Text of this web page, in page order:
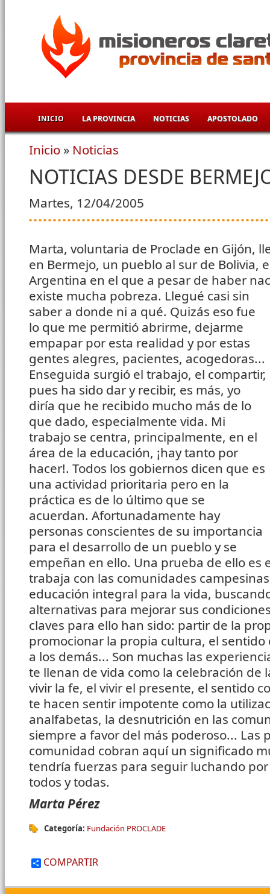
INICIO LA PROVINCIA NOTICIAS APOSTOLADO
Se encuentra usted aquí
Inicio » Noticias
NOTICIAS DESDE
Martes, 12/04/2005
Marta, voluntaria de Proclade en Gijón,
en Bermejo, un pueblo al sur de Bolivia,
Argentina en el que a pesar de haber
existe mucha pobreza. Llegué casi sin
saber a donde ni a qué. Quizás eso fue
lo que me permitió abrirme, dejarme
empapar por esta realidad y por estas
gentes alegres, pacientes, acogedoras...
Enseguida surgió el trabajo, el compartir,
pues ha sido dar y recibir, es más, yo
diría que he recibido mucho más de lo
que dado, especialmente vida. Mi
trabajo se centra, principalmente, en el
área de la educación, ¡hay tanto por
hacer!. Todos los gobiernos dicen que es
una actividad prioritaria pero en la
práctica es de lo último que se
acuerdan. Afortunadamente hay
personas conscientes de su importancia
para el desarrollo de un pueblo y se
empeñan en ello. Una prueba de ello es
trabaja con las comunidades
educación integral para la vida,
alternativas para mejorar sus
claves para ello han sido: partir de la
promocionar la propia cultura, el sentido
a los demás... Son muchas las
te llenan de vida como la celebración de
vivir la fe, el vivir el presente, el sentido
te hacen sentir impotente como la
analfabetas, la desnutrición en las
siempre a favor del más poderoso... Las
comunidad cobran aquí un significado
tendría fuerzas para seguir luchando
todos y todas.
Marta Pérez
Categoría: Fundación PROCLADE
COMPARTIR